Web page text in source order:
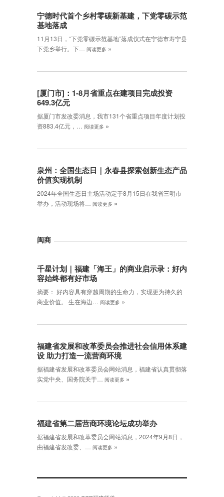
宁德时代首个乡村零碳新基建，下党零碳示范
基地落成
11月13日，“下党零碳示范基地”落成仪式在宁德市寿宁县
下党乡举行。下…
阅读更多 »
[厦门市]：1-8月省重点在建项目完成投资
649.3亿元
据厦门市发改委消息，我市131个省重点项目年度计划投
资883.4亿元，…
阅读更多 »
泉州：全国生态日｜永春县探索创新生态产品
价值实现机制
2024年全国生态日主场活动定于8月15日在我省三明市
举办，活动现场将…
阅读更多 »
闽商
千星计划｜福建「海王」的商业启示录：好内
容始终都有好市场
摘要： 好内容具有穿越周期的生命力，实现更为持久的
商业价值。 生在海边…
阅读更多 »
福建省发展和改革委员会推进社会信用体系建
设 助力打造一流营商环境
据福建省发展和改革委员会网站消息，福建省认真贯彻落
实党中央、国务院关于…
阅读更多 »
福建省第二届营商环境论坛成功举办
据福建省发展和改革委员会网站消息，2024年9月8日，
由福建省发改委、…
阅读更多 »